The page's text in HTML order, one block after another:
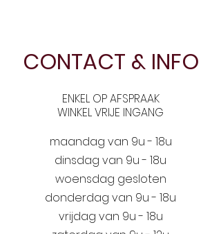
CONTACT & INFO
ENKEL OP AFSPRAAK
WINKEL VRIJE INGANG
maandag van 9u - 18u
dinsdag van 9u - 18u
woensdag gesloten
donderdag van 9u - 18u
vrijdag van 9u - 18u